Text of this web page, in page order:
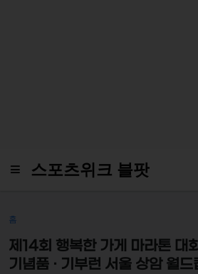
스포츠위크 블팟
홈
제14회 행복한 가게 마라톤 대
기념품 · 기부런 서울 상암 월드